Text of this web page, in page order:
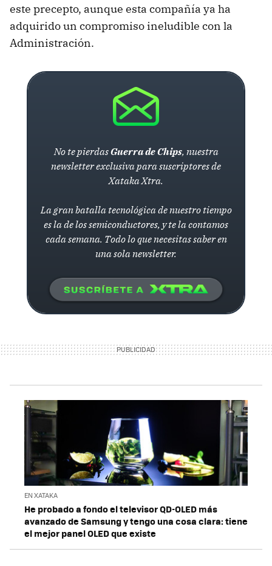
este precepto, aunque esta compañía ya ha
adquirido un compromiso ineludible con la
Administración.
No te pierdasGuerra de Chips, nuestra
newsletter exclusiva para suscriptores de
Xataka Xtra.
La gran batalla tecnológica de nuestro tiempo
es la de los semiconductores, y te la contamos
cada semana. Todo lo que necesitas saber en
una sola newsletter.
EN XATAKA
He probado a fondo el televisor QD-OLED más
avanzado de Samsung y tengo una cosa clara: tiene
el mejor panel OLED que existe